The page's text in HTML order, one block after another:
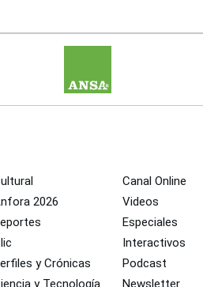
2026
y Crónicas
y Tecnología
Canal Online
Videos
Especiales
Interactivos
Podcast
Newsletter